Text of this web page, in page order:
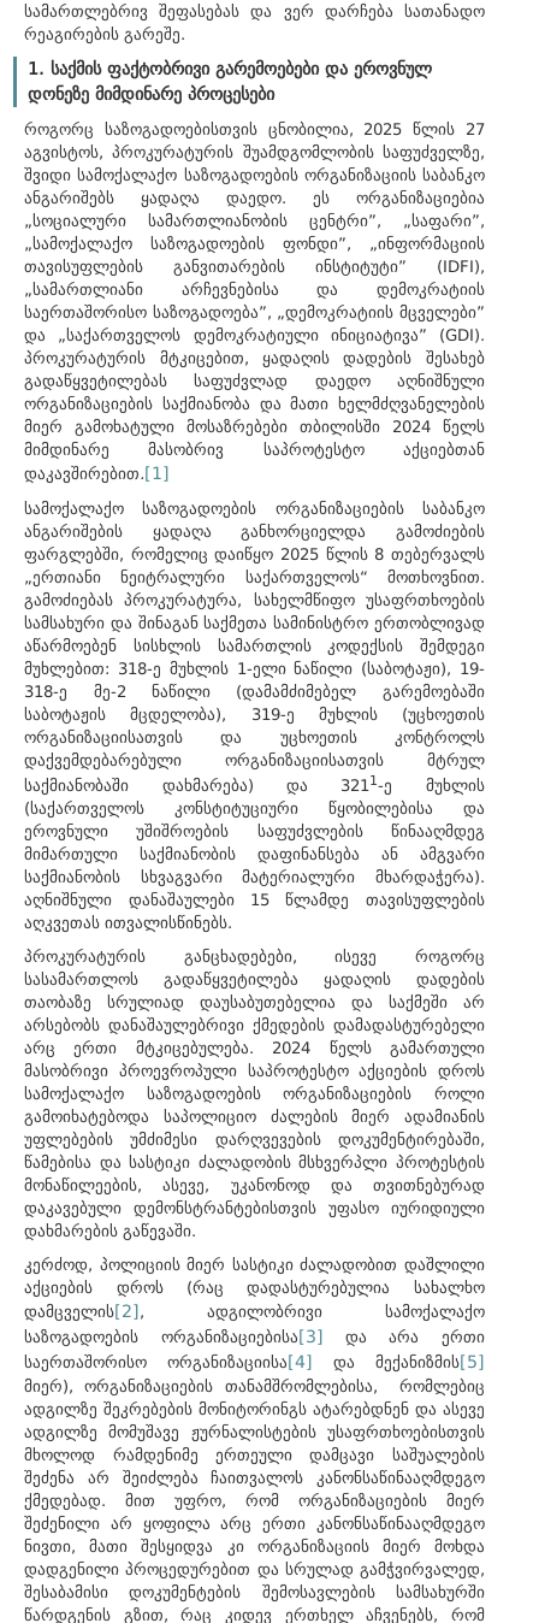
სამართლებრივ შეფასებას და ვერ დარჩება სათანადო
რეაგირების გარეშე.
1. საქმის ფაქტობრივი გარემოებები და ეროვნულ
დონეზე მიმდინარე პროცესები
როგორც საზოგადოებისთვის ცნობილია, 2025 წლის 27
აგვისტოს, პროკურატურის შუამდგომლობის საფუძველზე,
შვიდი სამოქალაქო საზოგადოების ორგანიზაციის საბანკო
ანგარიშებს ყადაღა დაედო. ეს ორგანიზაციებია
„სოციალური სამართლიანობის ცენტრი”, „საფარი”,
„სამოქალაქო საზოგადოების ფონდი”, „ინფორმაციის
თავისუფლების განვითარების ინსტიტუტი” (IDFI),
„სამართლიანი არჩევნებისა და დემოკრატიის
საერთაშორისო საზოგადოება”, „დემოკრატიის მცველები”
და „საქართველოს დემოკრატიული ინიციატივა” (GDI).
პროკურატურის მტკიცებით, ყადაღის დადების შესახებ
გადაწყვეტილებას საფუძვლად დაედო აღნიშნული
ორგანიზაციების საქმიანობა და მათი ხელმძღვანელების
მიერ გამოხატული მოსაზრებები თბილისში 2024 წელს
მიმდინარე მასობრივ საპროტესტო აქციებთან
დაკავშირებით.[1]
სამოქალაქო საზოგადოების ორგანიზაციების საბანკო
ანგარიშების ყადაღა განხორციელდა გამოძიების
ფარგლებში, რომელიც დაიწყო 2025 წლის 8 თებერვალს
„ერთიანი ნეიტრალური საქართველოს“ მოთხოვნით.
გამოძიებას პროკურატურა, სახელმწიფო უსაფრთხოების
სამსახური და შინაგან საქმეთა სამინისტრო ერთობლივად
აწარმოებენ სისხლის სამართლის კოდექსის შემდეგი
მუხლებით: 318-ე მუხლის 1-ელი ნაწილი (საბოტაჟი), 19-
318-ე მე-2 ნაწილი (დამამძიმებელ გარემოებაში
საბოტაჟის მცდელობა), 319-ე მუხლის (უცხოეთის
ორგანიზაციისათვის და უცხოეთის კონტროლს
დაქვემდებარებული ორგანიზაციისათვის მტრულ
საქმიანობაში დახმარება) და 3211-ე მუხლის
(საქართველოს კონსტიტუციური წყობილებისა და
ეროვნული უშიშროების საფუძვლების წინააღმდეგ
მიმართული საქმიანობის დაფინანსება ან ამგვარი
საქმიანობის სხვაგვარი მატერიალური მხარდაჭერა).
აღნიშნული დანაშაულები 15 წლამდე თავისუფლების
აღკვეთას ითვალისწინებს.
პროკურატურის განცხადებები, ისევე როგორც
სასამართლოს გადაწყვეტილება ყადაღის დადების
თაობაზე სრულიად დაუსაბუთებელია და საქმეში არ
არსებობს დანაშაულებრივი ქმედების დამადასტურებელი
არც ერთი მტკიცებულება. 2024 წელს გამართული
მასობრივი პროევროპული საპროტესტო აქციების დროს
სამოქალაქო საზოგადოების ორგანიზაციების როლი
გამოიხატებოდა საპოლიციო ძალების მიერ ადამიანის
უფლებების უმძიმესი დარღვევების დოკუმენტირებაში,
წამებისა და სასტიკი ძალადობის მსხვერპლი პროტესტის
მონაწილეების, ასევე, უკანონოდ და თვითნებურად
დაკავებული დემონსტრანტებისთვის უფასო იურიდიული
დახმარების გაწევაში.
კერძოდ, პოლიციის მიერ სასტიკი ძალადობით დაშლილი
აქციების დროს (რაც დადასტურებულია სახალხო
დამცველის[2] , ადგილობრივი სამოქალაქო
საზოგადოების ორგანიზაციებისა[3]
და არა ერთი
საერთაშორისო ორგანიზაციისა[4] და მექანიზმის[5]
მიერ), ორგანიზაციების თანამშრომლებისა, რომლებიც
ადგილზე შეკრებების მონიტორინგს ატარებდნენ და ასევე
ადგილზე მომუშავე ჟურნალისტების უსაფრთხოებისთვის
მხოლოდ რამდენიმე ერთეული დამცავი საშუალების
შეძენა არ შეიძლება ჩაითვალოს კანონსაწინააღმდეგო
ქმედებად. მით უფრო, რომ ორგანიზაციების მიერ
შეძენილი არ ყოფილა არც ერთი კანონსაწინააღმდეგო
ნივთი, მათი შესყიდვა კი ორგანიზაციის მიერ მოხდა
დადგენილი პროცედურებით და სრულად გამჭვირვალედ,
შესაბამისი დოკუმენტების შემოსავლების სამსახურში
წარდგენის გზით, რაც კიდევ ერთხელ აჩვენებს, რომ